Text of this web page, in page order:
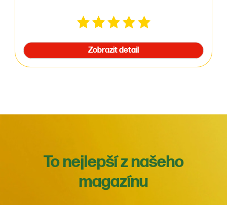
Zobrazit detail
To nejlepší z našeho
magazínu